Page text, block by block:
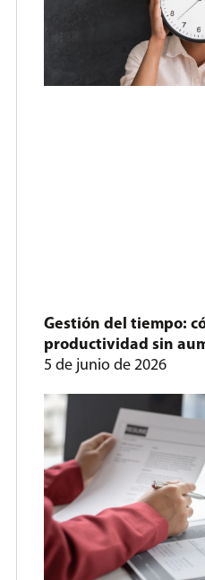
Gestión del tiempo:
productividad sin
5 de junio de 2026